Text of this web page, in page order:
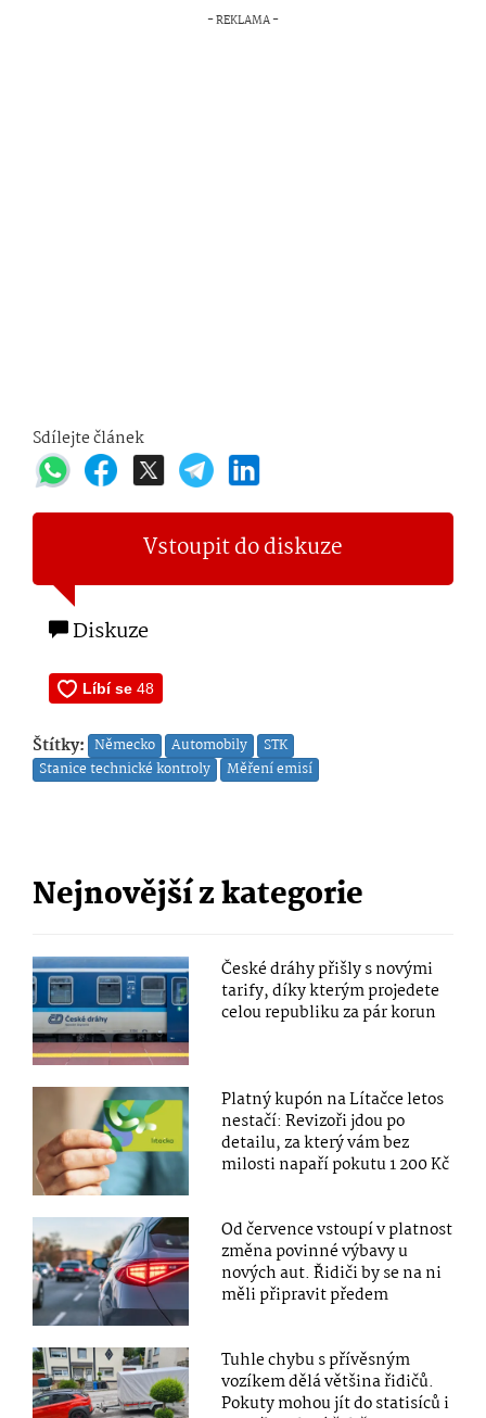
Sdílejte článek
Vstoupit do diskuze
Diskuze
Štítky: Německo Automobily
STK
Stanice technické kontroly
Měření emisí
Nejnovější z kategorie
České dráhy přišly s novými
tarify, díky kterým projedete
celou republiku za pár korun
Platný kupón na Lítačce letos
nestačí: Revizoři jdou po
detailu, za který vám bez
milosti napaří pokutu 1 200 Kč
Od července vstoupí v platnost
změna povinné výbavy u
nových aut. Řidiči by se na ni
měli připravit předem
Tuhle chybu s přívěsným
vozíkem dělá většina řidičů.
Pokuty mohou jít do statisíců i